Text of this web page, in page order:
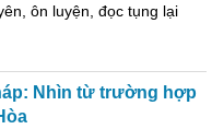
ôn luyện, đọc tụng lại
Nhìn từ trường hợp